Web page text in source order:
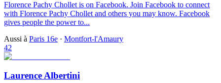
Florence Pachy Chollet is on Facebook. Join Facebook to connect
with Florence Pachy Chollet and others you may know. Facebook
gives people the power to...
Aussi à Paris 16e · Montfort-l'Amaury
42
Laurence Albertini